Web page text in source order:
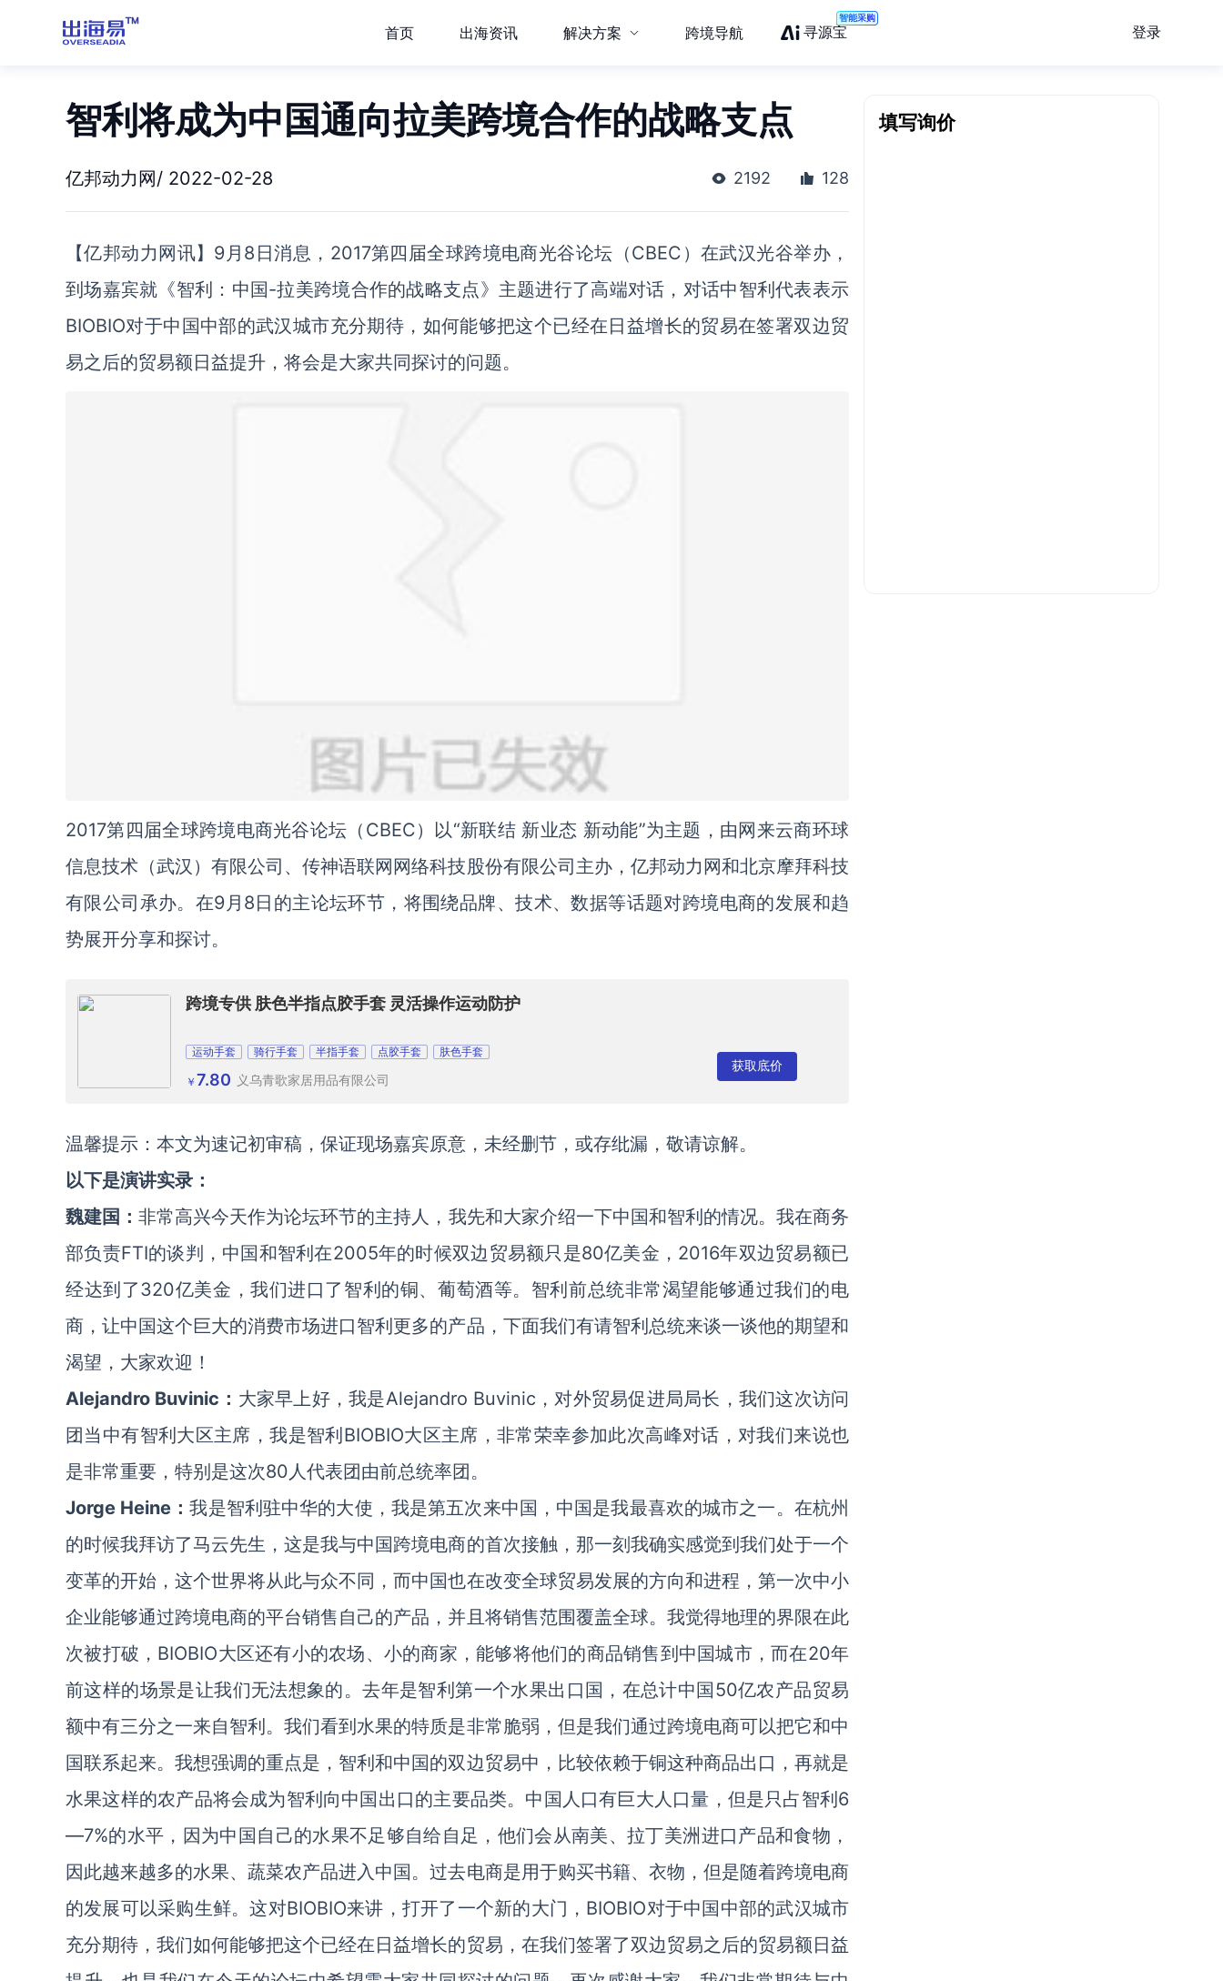
首页 出海资讯 解决方案 跨境导航 寻源宝
智能采购
登录
智利将成为中国通向拉美跨境合作的战略支点
亿邦动力网/ 2022-02-28 2192 128
【亿邦动力网讯】9月8日消息，2017第四届全球跨境电商光谷论坛（CBEC）在武汉光谷举办，
到场嘉宾就《智利：中国-拉美跨境合作的战略支点》主题进行了高端对话，对话中智利代表表示
BIOBIO对于中国中部的武汉城市充分期待，如何能够把这个已经在日益增长的贸易在签署双边贸
易之后的贸易额日益提升，将会是大家共同探讨的问题。
2017第四届全球跨境电商光谷论坛（CBEC）以“新联结 新业态 新动能”为主题，由网来云商环球
信息技术（武汉）有限公司、传神语联网网络科技股份有限公司主办，亿邦动力网和北京摩拜科技
有限公司承办。在9月8日的主论坛环节，将围绕品牌、技术、数据等话题对跨境电商的发展和趋
势展开分享和探讨。
跨境专供 肤色半指点胶手套 灵活操作运动防护
运动手套 骑行手套 半指手套 点胶手套 肤色手套
￥ 7.80 义乌青歌家居用品有限公司
获取底价
温馨提示：本文为速记初审稿，保证现场嘉宾原意，未经删节，或存纰漏，敬请谅解。
以下是演讲实录：
魏建国：非常高兴今天作为论坛环节的主持人，我先和大家介绍一下中国和智利的情况。我在商务
部负责FTI的谈判，中国和智利在2005年的时候双边贸易额只是80亿美金，2016年双边贸易额已
经达到了320亿美金，我们进口了智利的铜、葡萄酒等。智利前总统非常渴望能够通过我们的电
商，让中国这个巨大的消费市场进口智利更多的产品，下面我们有请智利总统来谈一谈他的期望和
渴望，大家欢迎！
Alejandro Buvinic： 大家早上好，我是Alejandro Buvinic，对外贸易促进局局长，我们这次访问
团当中有智利大区主席，我是智利BIOBIO大区主席，非常荣幸参加此次高峰对话，对我们来说也
是非常重要，特别是这次80人代表团由前总统率团。
Jorge Heine：我是智利驻中华的大使，我是第五次来中国，中国是我最喜欢的城市之一。在杭州
的时候我拜访了马云先生，这是我与中国跨境电商的首次接触，那一刻我确实感觉到我们处于一个
变革的开始，这个世界将从此与众不同，而中国也在改变全球贸易发展的方向和进程，第一次中小
企业能够通过跨境电商的平台销售自己的产品，并且将销售范围覆盖全球。我觉得地理的界限在此
次被打破，BIOBIO大区还有小的农场、小的商家，能够将他们的商品销售到中国城市，而在20年
前这样的场景是让我们无法想象的。去年是智利第一个水果出口国，在总计中国50亿农产品贸易
额中有三分之一来自智利。我们看到水果的特质是非常脆弱，但是我们通过跨境电商可以把它和中
国联系起来。我想强调的重点是，智利和中国的双边贸易中，比较依赖于铜这种商品出口，再就是
水果这样的农产品将会成为智利向中国出口的主要品类。中国人口有巨大人口量，但是只占智利6
—7%的水平，因为中国自己的水果不足够自给自足，他们会从南美、拉丁美洲进口产品和食物，
因此越来越多的水果、蔬菜农产品进入中国。过去电商是用于购买书籍、衣物，但是随着跨境电商
的发展可以采购生鲜。这对BIOBIO来讲，打开了一个新的大门，BIOBIO对于中国中部的武汉城市
充分期待，我们如何能够把这个已经在日益增长的贸易，在我们签署了双边贸易之后的贸易额日益
填写询价